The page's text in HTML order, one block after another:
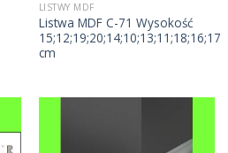
LISTWY MDF
Listwa MDF C-71 Wysokość
15;12;19;20;14;10;13;11;18;16;17
cm